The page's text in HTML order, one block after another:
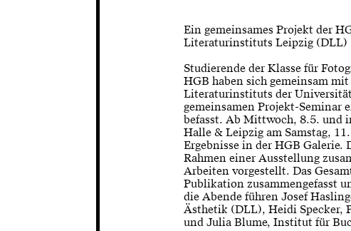
Ein gemeinsames Projekt der
Literaturinstituts Leipzig (DLL)
Studierende der Klasse für
HGB haben sich gemeinsam
Literaturinstituts der
gemeinsamen Projekt-Seminar
befasst. Ab Mittwoch, 8.5. und
Halle & Leipzig am Samstag,
Ergebnisse in der HGB
Rahmen einer Ausstellung
Arbeiten vorgestellt. Das
Publikation zusammengefasst
die Abende führen Josef
Ästhetik (DLL), Heidi Specker,
und Julia Blume, Institut für